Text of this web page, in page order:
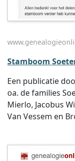
Stamboom
Een publicatie
oa. de families
Mierlo, Jacobus
Van Vessem en